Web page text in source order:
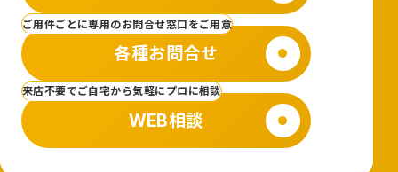
ご用件ごとに専用のお問合せ窓口をご用意
各種お問合せ
来店不要でご自宅から気軽にプロに相談
WEB相談